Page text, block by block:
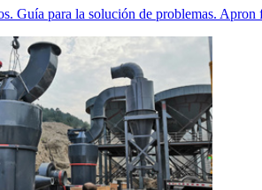
Guía para la solución de problemas. Apron